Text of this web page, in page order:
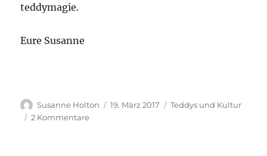
teddymagie.
Eure Susanne
Autor
Susanne Holton
Veröffentlicht
19. März 2017 Kategorien
Teddys und Kultur
2 Kommentarezu